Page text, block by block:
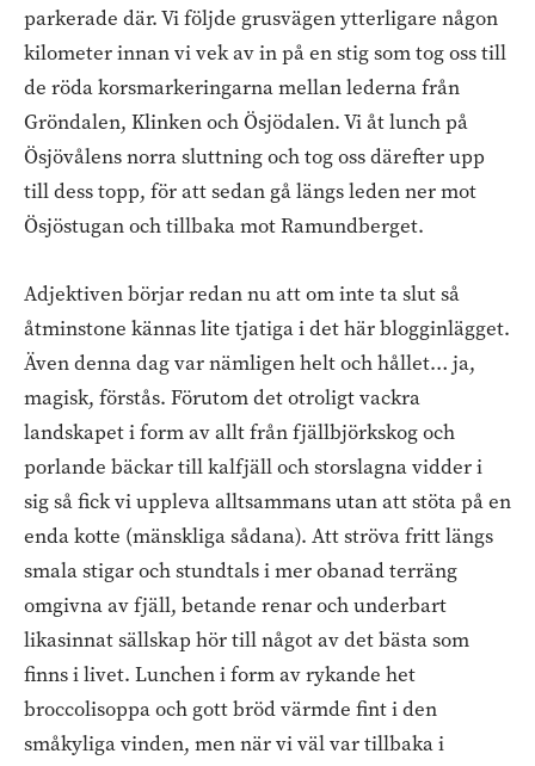
parkerade där. Vi följde grusvägen ytterligare någon
kilometer innan vi vek av in på en stig som tog oss till
de röda korsmarkeringarna mellan lederna från
Gröndalen, Klinken och Ösjödalen. Vi åt lunch på
Ösjövålens norra sluttning och tog oss därefter upp
till dess topp, för att sedan gå längs leden ner mot
Ösjöstugan och tillbaka mot Ramundberget.
Adjektiven börjar redan nu att om inte ta slut så
åtminstone kännas lite tjatiga i det här blogginlägget.
Även denna dag var nämligen helt och hållet… ja,
magisk, förstås. Förutom det otroligt vackra
landskapet i form av allt från fjällbjörkskog och
porlande bäckar till kalfjäll och storslagna vidder i
sig så fick vi uppleva alltsammans utan att stöta på en
enda kotte (mänskliga sådana). Att ströva fritt längs
smala stigar och stundtals i mer obanad terräng
omgivna av fjäll, betande renar och underbart
likasinnat sällskap hör till något av det bästa som
finns i livet. Lunchen i form av rykande het
broccolisoppa och gott bröd värmde fint i den
småkyliga vinden, men när vi väl var tillbaka i